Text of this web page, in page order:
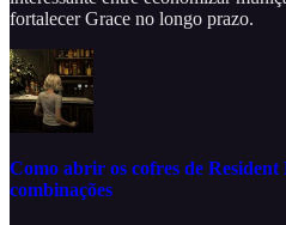
fortalecer Grace no longo prazo.
Como abrir os cofres de
combinações